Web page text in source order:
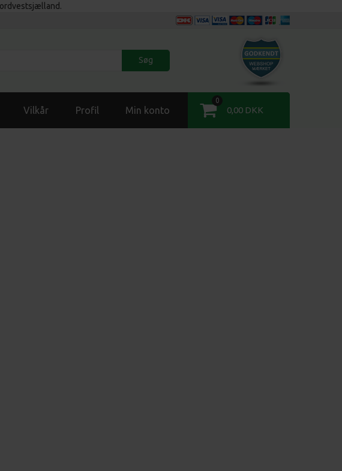
0,00 DKK
0
Søg
Vilkår Profil Min konto